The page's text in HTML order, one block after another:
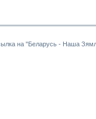
на "Беларусь - Наша